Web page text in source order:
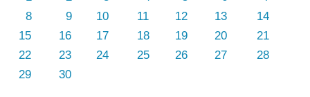
8
9 10 11 12 13
14
15
16 17 18 19 20
21
22
23 24 25 26 27
28
29
30